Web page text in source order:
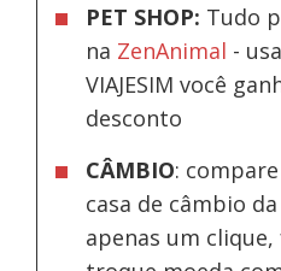
PET SHOP: Tudo
na ZenAnimal -
VIAJESIM você
desconto
CÂMBIO:
casa de câmbio
apenas um